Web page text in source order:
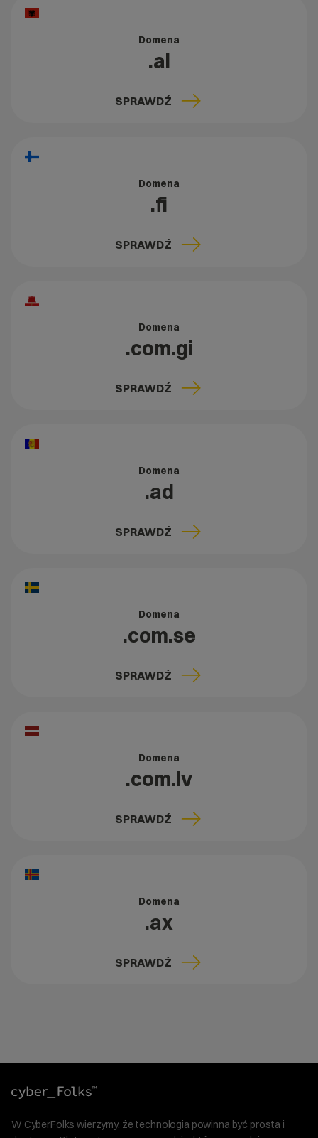
Domena
.al
SPRAWDŹ
Domena
.fi
SPRAWDŹ
Domena
.com.gi
SPRAWDŹ
Domena
.ad
SPRAWDŹ
Domena
.com.se
SPRAWDŹ
Domena
.com.lv
SPRAWDŹ
Domena
.ax
SPRAWDŹ
W CyberFolks wierzymy, że technologia powinna być prosta i